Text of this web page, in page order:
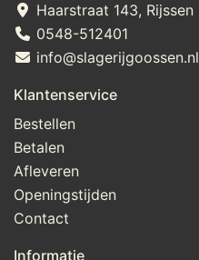
Haarstraat 143, Rijssen
0548-512401
info@slagerijgoossen.nl
Klantenservice
Bestellen
Betalen
Afleveren
Openingstijden
Contact
Informatie